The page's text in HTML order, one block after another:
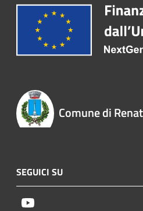
Comune di
SEGUICI SU